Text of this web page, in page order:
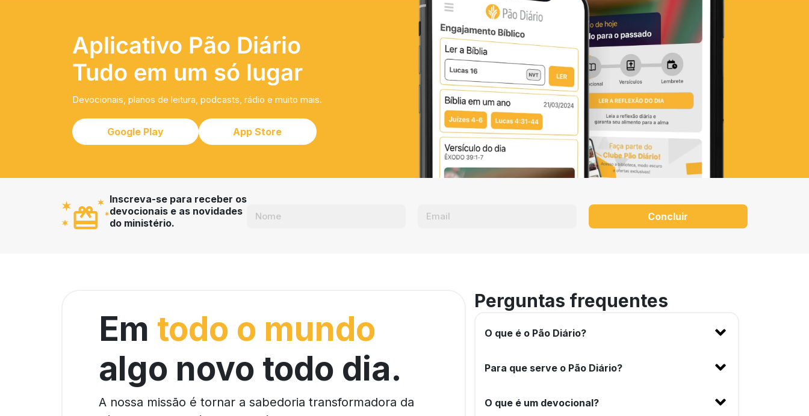
Aplicativo Pão Diário
Tudo em um só lugar
Devocionais, planos de leitura, podcasts, rádio e muito mais.
Google Play App Store
Inscreva-se para receber os
devocionais e as novidades
do ministério.
Concluir
Em todo o mundo
algo novo todo dia.
A nossa missão é tornar a sabedoria transformadora da
Perguntas frequentes
O que é o Pão Diário?
Para que serve o Pão Diário?
O que é um devocional?